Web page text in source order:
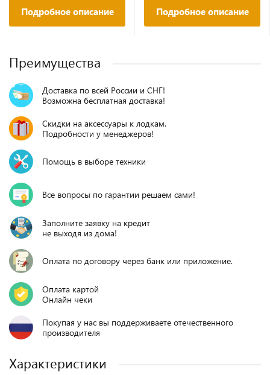
Подробное описание Подробное описание
Преимущества
Доставка по всей России и СНГ!
Возможна бесплатная доставка!
Скидки на аксессуары к лодкам.
Подробности у менеджеров!
Помощь в выборе техники
Все вопросы по гарантии решаем сами!
Заполните заявку на кредит
не выходя из дома!
Оплата по договору через банк или приложение.
Оплата картой
Онлайн чеки
Покупая у нас вы поддерживаете отечественного
производителя
Характеристики